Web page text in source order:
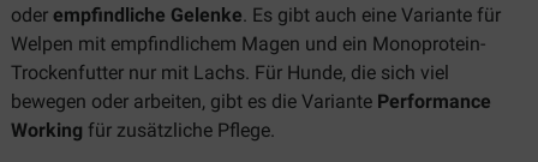
oder empfindliche Gelenke. Es gibt auch eine Variante für
Welpen mit empfindlichem Magen und ein Monoprotein-
Trockenfutter nur mit Lachs. Für Hunde, die sich viel
bewegen oder arbeiten, gibt es die Variante Performance
Working für zusätzliche Pflege.